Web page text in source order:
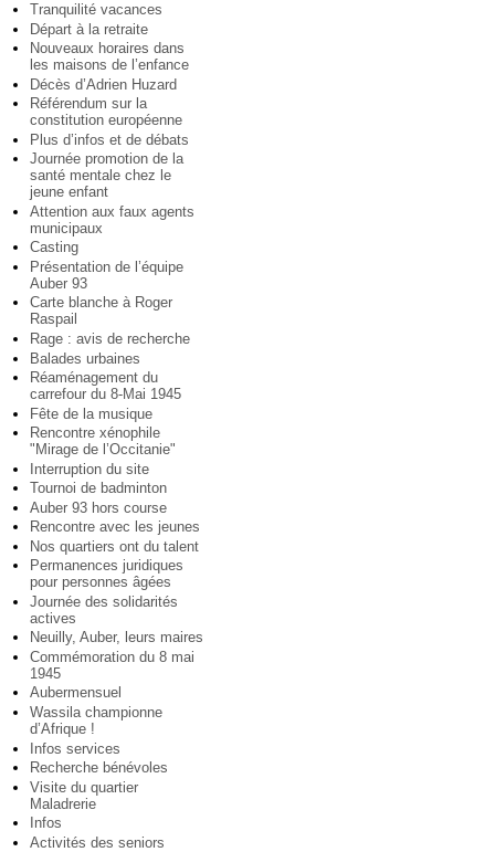
Tranquilité vacances
Départ à la retraite
Nouveaux horaires dans
les maisons de l’enfance
Décès d’Adrien Huzard
Référendum sur la
constitution européenne
Plus d’infos et de débats
Journée promotion de la
santé mentale chez le
jeune enfant
Attention aux faux agents
municipaux
Casting
Présentation de l’équipe
Auber 93
Carte blanche à Roger
Raspail
Rage : avis de recherche
Balades urbaines
Réaménagement du
carrefour du 8-Mai 1945
Fête de la musique
Rencontre xénophile
"Mirage de l’Occitanie"
Interruption du site
Tournoi de badminton
Auber 93 hors course
Rencontre avec les jeunes
Nos quartiers ont du talent
Permanences juridiques
pour personnes âgées
Journée des solidarités
actives
Neuilly, Auber, leurs maires
Commémoration du 8 mai
1945
Aubermensuel
Wassila championne
d’Afrique !
Infos services
Recherche bénévoles
Visite du quartier
Maladrerie
Infos
Activités des seniors